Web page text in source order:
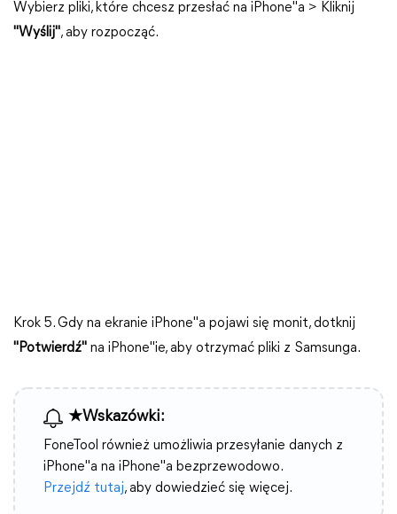
Wybierz pliki, które chcesz przesłać na iPhone"a > Kliknij
"Wyślij", aby rozpocząć.
Krok 5. Gdy na ekranie iPhone"a pojawi się monit, dotknij
"Potwierdź" na iPhone"ie, aby otrzymać pliki z Samsunga.
★Wskazówki:
FoneTool również umożliwia przesyłanie danych z
iPhone"a na iPhone"a bezprzewodowo.
Przejdź tutaj, aby dowiedzieć się więcej.